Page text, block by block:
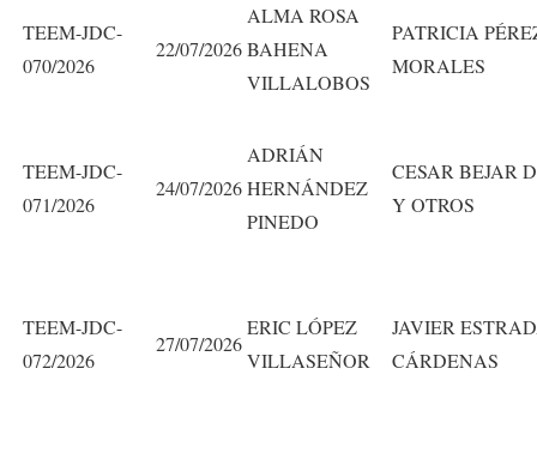
TEEM-JDC-
070/2026
22/07/2026
ALMA ROSA
BAHENA
VILLALOBOS
PATRICIA
MORALES
TEEM-JDC-
071/2026
24/07/2026
ADRIÁN
HERNÁNDEZ
PINEDO
CESAR BEJAR
Y OTROS
TEEM-JDC-
072/2026
27/07/2026
ERIC LÓPEZ
VILLASEÑOR
JAVIER
CÁRDENAS